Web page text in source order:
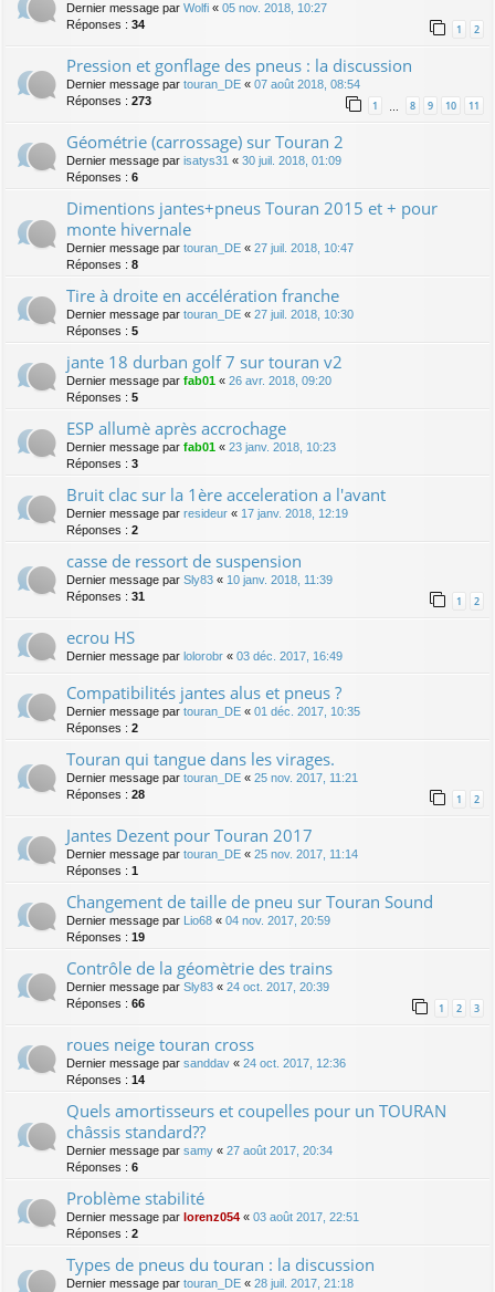
Dernier message par Wolfi « 05 nov. 2018, 10:27
Réponses : 34 1 2
Pression et gonflage des pneus : la discussion
Dernier message par touran_DE « 07 août 2018, 08:54
Réponses : 273 1 8 9 10 11
Géométrie (carrossage) sur Touran 2
Dernier message par isatys31 « 30 juil. 2018, 01:09
Réponses : 6
Dimentions jantes+pneus Touran 2015 et + pour
monte hivernale
Dernier message par touran_DE « 27 juil. 2018, 10:47
Réponses : 8
Tire à droite en accélération franche
Dernier message par touran_DE « 27 juil. 2018, 10:30
Réponses : 5
jante 18 durban golf 7 sur touran v2
Dernier message par fab01 « 26 avr. 2018, 09:20
Réponses : 5
ESP allumè après accrochage
Dernier message par fab01 « 23 janv. 2018, 10:23
Réponses : 3
Bruit clac sur la 1ère acceleration a l'avant
Dernier message par resideur « 17 janv. 2018, 12:19
Réponses : 2
casse de ressort de suspension
Dernier message par Sly83 « 10 janv. 2018, 11:39
Réponses : 31 1 2
ecrou HS
Dernier message par lolorobr « 03 déc. 2017, 16:49
Compatibilités jantes alus et pneus ?
Dernier message par touran_DE « 01 déc. 2017, 10:35
Réponses : 2
Touran qui tangue dans les virages.
Dernier message par touran_DE « 25 nov. 2017, 11:21
Réponses : 28 1 2
Jantes Dezent pour Touran 2017
Dernier message par touran_DE « 25 nov. 2017, 11:14
Réponses : 1
Changement de taille de pneu sur Touran Sound
Dernier message par Lio68 « 04 nov. 2017, 20:59
Réponses : 19
Contrôle de la géomètrie des trains
Dernier message par Sly83 « 24 oct. 2017, 20:39
Réponses : 66 1 2 3
roues neige touran cross
Dernier message par sanddav « 24 oct. 2017, 12:36
Réponses : 14
Quels amortisseurs et coupelles pour un TOURAN
châssis standard??
Dernier message par samy « 27 août 2017, 20:34
Réponses : 6
Problème stabilité
Dernier message par lorenz054 « 03 août 2017, 22:51
Réponses : 2
Types de pneus du touran : la discussion
Dernier message par touran_DE « 28 juil. 2017, 21:18